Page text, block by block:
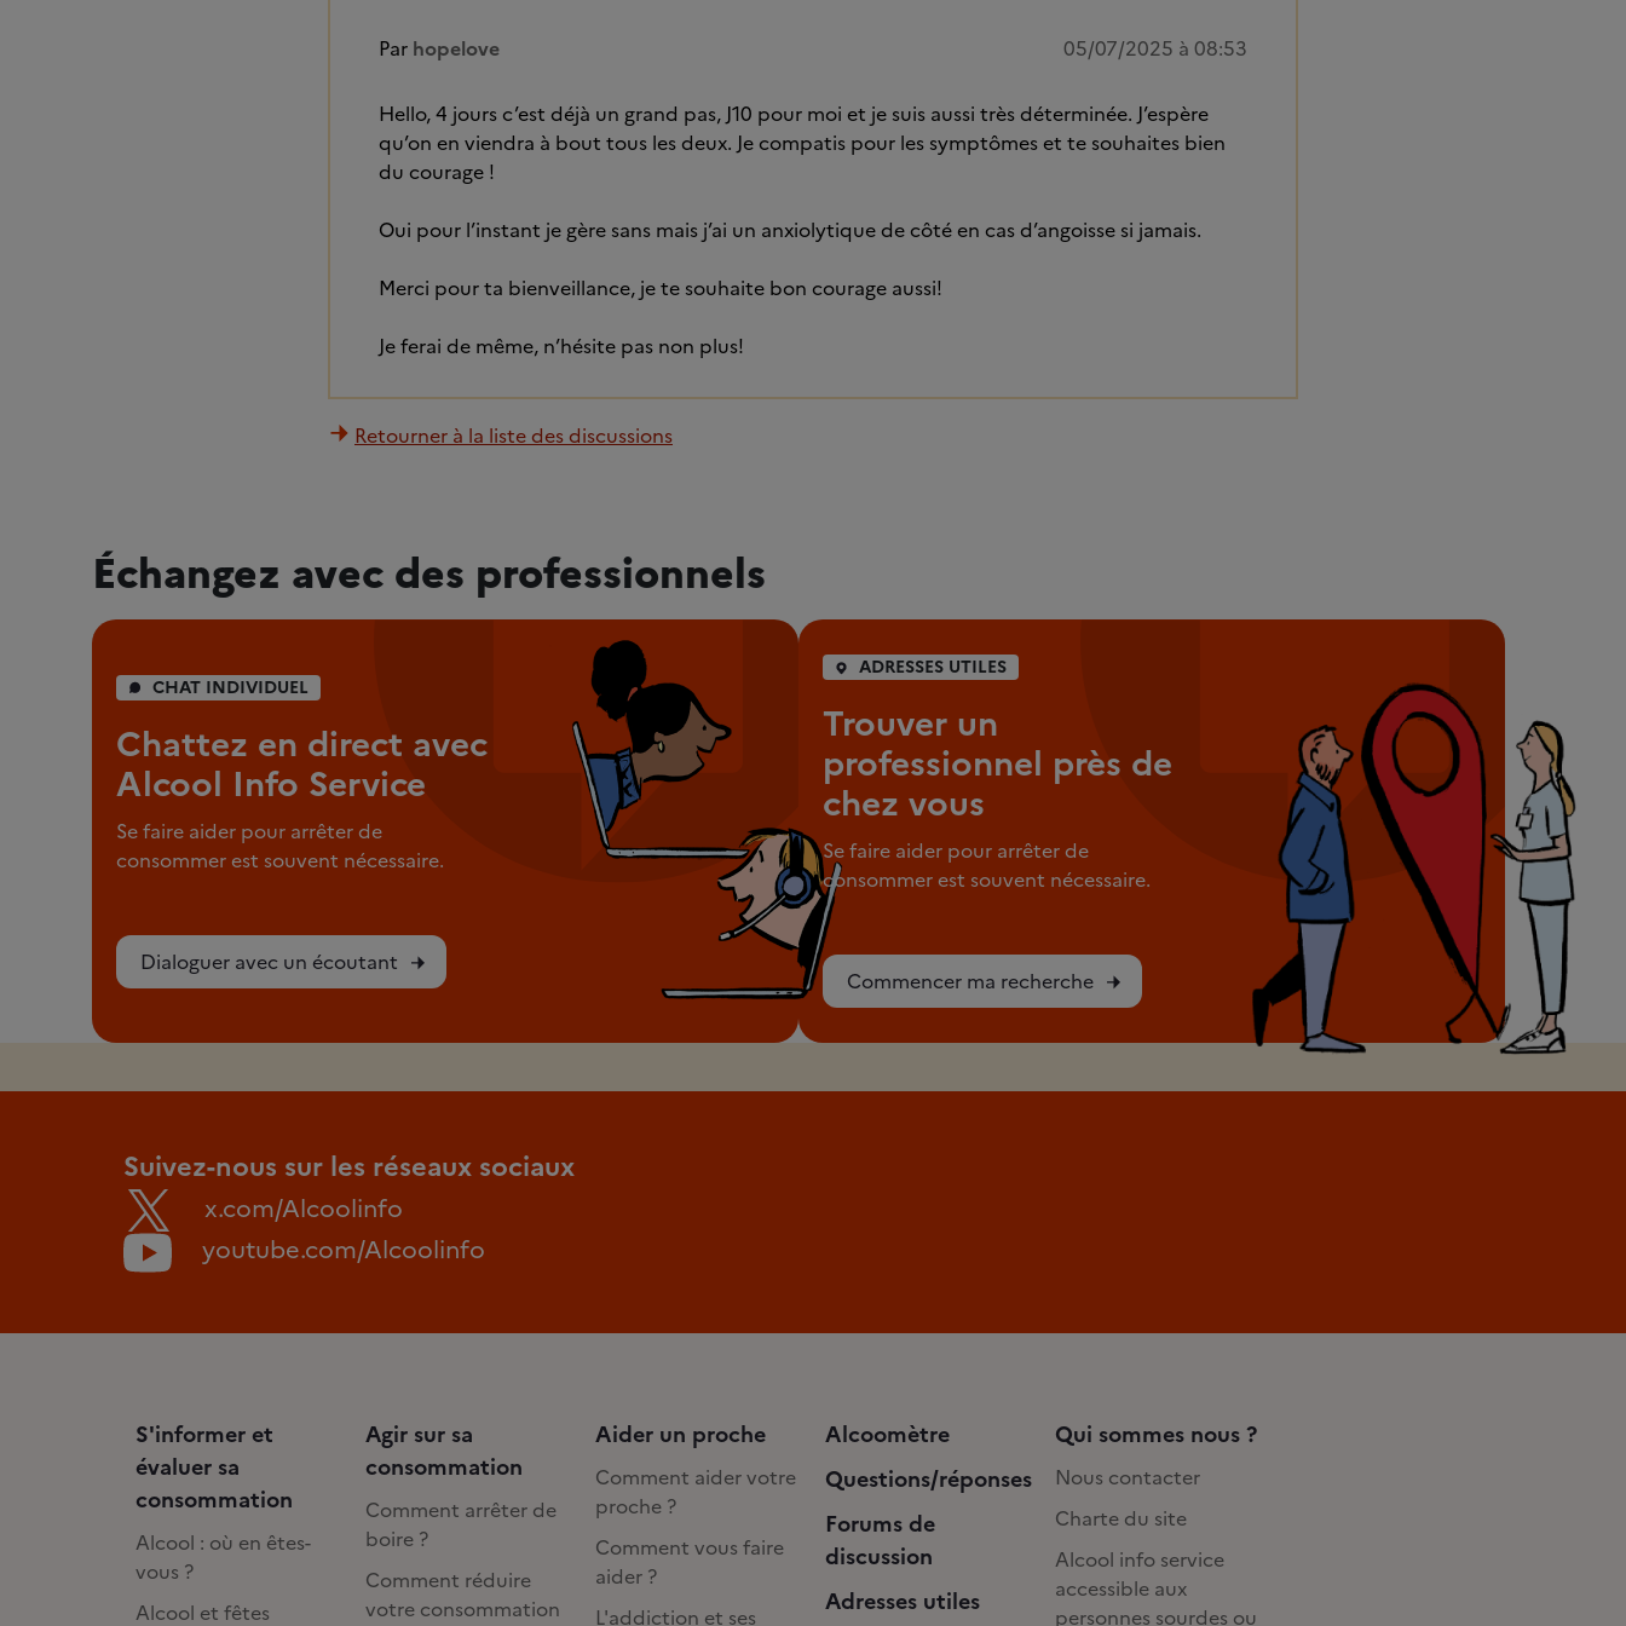
Par hopelove 05/07/2025 à 08:53
Hello, 4 jours c’est déjà un grand pas, J10 pour moi et je suis aussi très déterminée. J’espère
qu’on en viendra à bout tous les deux. Je compatis pour les symptômes et te souhaites bien
du courage !
Oui pour l’instant je gère sans mais j’ai un anxiolytique de côté en cas d’angoisse si jamais.
Merci pour ta bienveillance, je te souhaite bon courage aussi!
Je ferai de même, n’hésite pas non plus!
Retourner à la liste des discussions
Échangez avec des professionnels
CHAT INDIVIDUEL
Chattez en direct avec
Alcool Info Service
Se faire aider pour arrêter de
consommer est souvent nécessaire.
Dialoguer avec un écoutant
ADRESSES UTILES
Trouver un
professionnel près de
chez vous
Se faire aider pour arrêter de
consommer est souvent nécessaire.
Commencer ma recherche
Suivez-nous sur les réseaux sociaux
x.com/Alcoolinfo
youtube.com/Alcoolinfo
S'informer et
évaluer sa
consommation
Alcool : où en êtes-
vous ?
Alcool et fêtes
Agir sur sa
consommation
Comment arrêter de
boire ?
Comment réduire
votre consommation
Aider un proche
Comment aider votre
proche ?
Comment vous faire
aider ?
L'addiction et ses
Alcoomètre
Questions/réponses
Forums de
discussion
Adresses utiles
Qui sommes nous ?
Nous contacter
Charte du site
Alcool info service
accessible aux
personnes sourdes ou